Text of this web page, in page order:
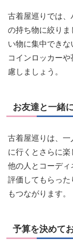
古着屋巡りでは
の持ち物に絞り
い物に集中でき
コインロッカー
慮しましょう。
お友達と一緒
古着屋巡りは、
に行くとさらに楽
他の人とコーデ
評価してもらった
もつながります。
予算を決めて